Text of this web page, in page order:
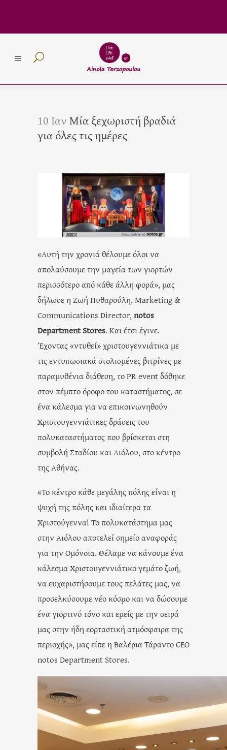
10 ΙανΜία ξεχωριστή βραδιά
για όλες τις ημέρες
«Aυτή την χρονιά θέλουμε όλοι να
απολαύσουμε την μαγεία των γιορτών
περισσότερο από κάθε άλλη φορά», μας
δήλωσε η Ζωή Πυθαρούλη, Marketing &
Communications Director,notos
Department Stores. Και έτσι έγινε.
Έχοντας «ντυθεί» χριστουγεννιάτικα με
τις εντυπωσιακά στολισμένες βιτρίνες με
παραμυθένια διάθεση, το PR event δόθηκε
στον πέμπτο όροφο του καταστήματος, σε
ένα κάλεσμα για να επικοινωνηθούν
Χριστουγεννιάτικες δράσεις του
πολυκαταστήματος που βρίσκεται στη
συμβολή Σταδίου και Αιόλου, στο κέντρο
της Αθήνας.
«Το κέντρο κάθε μεγάλης πόλης είναι η
ψυχή της πόλης και ιδιαίτερα τα
Χριστούγεννα! Το πολυκατάστημα μας
στην Αιόλου αποτελεί σημείο αναφοράς
για την Ομόνοια. Θέλαμε να κάνουμε ένα
κάλεσμα Χριστουγεννιάτικο γεμάτο ζωή,
να ευχαριστήσουμε τους πελάτες μας, να
προσελκύσουμε νέο κόσμο και να δώσουμε
ένα γιορτινό τόνο και εμείς με την σειρά
μας στην ήδη εορταστική ατμόσφαιρα της
περιοχής», μας είπε η Βαλέρια Τάραντο CEO
notos Department Stores.